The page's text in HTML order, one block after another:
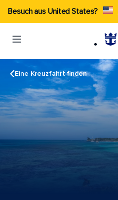
Besuch aus United States?
Eine Kreuzfahrt finden